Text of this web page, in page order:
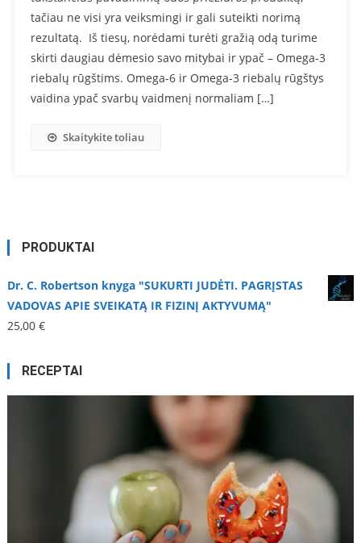
tačiau ne visi yra veiksmingi ir gali suteikti norimą
rezultatą. Iš tiesų, norėdami turėti gražią odą turime
skirti daugiau dėmesio savo mitybai ir ypač – Omega-3
riebalų rūgštims. Omega-6 ir Omega-3 riebalų rūgštys
vaidina ypač svarbų vaidmenį normaliam […]
Skaitykite toliau
PRODUKTAI
Dr. C. Robertson knyga "SUKURTI JUDĖTI. PAGRĮSTAS
VADOVAS APIE SVEIKATĄ IR FIZINĮ AKTYVUMĄ"
25,00 €
RECEPTAI